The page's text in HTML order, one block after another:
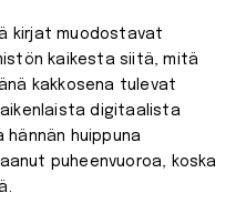
kirjat muodostavat
kaikesta siitä, mitä
kakkosena tulevat
digitaalista
hännän huippuna
puheenvuoroa, koska